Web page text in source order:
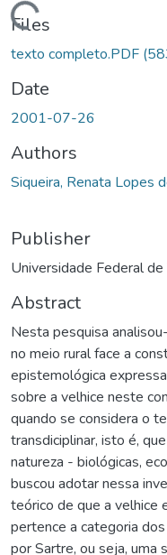
Files
texto completo.PDF
Date
2001-07-26
Authors
Siqueira, Renata Lopes
Publisher
Universidade Federal de
Abstract
Nesta pesquisa
no meio rural face a
epistemológica
sobre a velhice neste
quando se considera o
transdiciplinar, isto é,
natureza - biológicas,
buscou adotar nessa
teórico de que a velhice
pertence a categoria
por Sartre, ou seja, uma